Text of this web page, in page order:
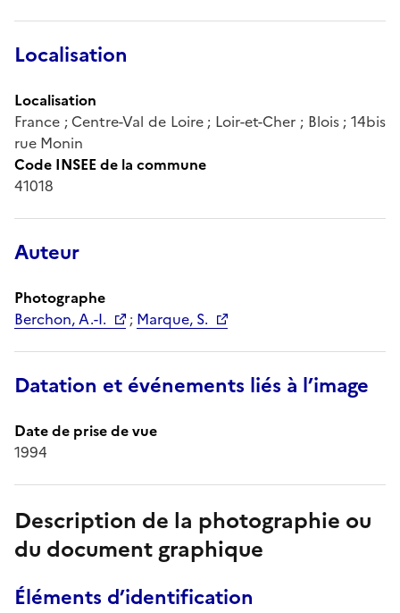
Localisation
Localisation
France ; Centre-Val de Loire ; Loir-et-Cher ; Blois ; 14bis
rue Monin
Code INSEE de la commune
41018
Auteur
Photographe
Berchon, A.-I.
; Marque, S.
Datation et événements liés à l’image
Date de prise de vue
1994
Description de la photographie ou
du document graphique
Éléments d’identification